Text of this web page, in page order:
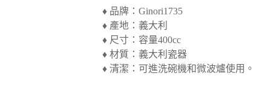
♦ 品牌：Ginori1735
♦ 產地：義大利
♦ 尺寸：容量400cc
♦ 材質：義大利瓷器
♦ 清潔：可進洗碗機和微波爐使用。